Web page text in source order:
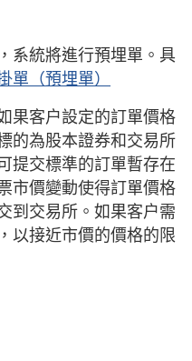
系統將進行預埋單。具
單（預埋單）
果客户設定的訂單價格
的為股本證券和交易所
提交標準的訂單暫存在
市價變動使得訂單價格
到交易所。如果客户需
以接近市價的價格的限